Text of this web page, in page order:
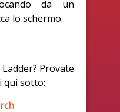
da un
lo schermo.
Provate
qui sotto: